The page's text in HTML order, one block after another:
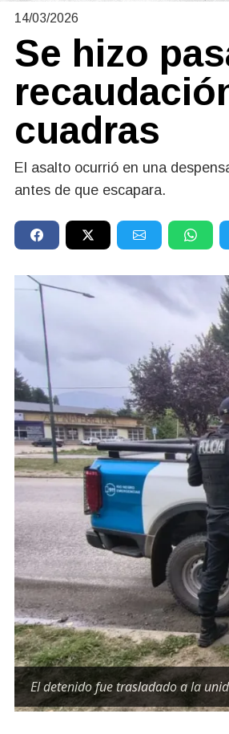
14/03/2026
Se hizo
cuadras
El asalto ocurrió en una
antes de que escapara.
El detenido fue trasladado a la